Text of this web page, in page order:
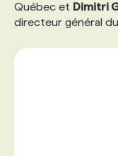
ANNONCEZ
Québec et Dimitri
directeur général